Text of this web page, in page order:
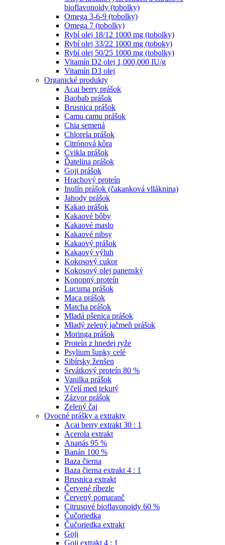
bioflavonoidy (tobolky)
Omega 3-6-9 (tobolky)
Omega 7 (tobolky)
Rybí olej 18/12 1000 mg (tobolky)
Rybí olej 33/22 1000 mg (toboky)
Rybí olej 50/25 1000 mg (tobolky)
Vitamín D2 olej 1,000,000 IU/g
Vitamín D3 olej
Organické produkty
Acai berry prášok
Baobab prášok
Brusnica prášok
Camu camu prášok
Chia semená
Chlorela prášok
Citrónová kôra
Cvikla prášok
Ďatelina prášok
Goji prášok
Hrachový proteín
Inulín prášok (čakanková vlláknina)
Jahody prášok
Kakao prášok
Kakaové bôby
Kakaové maslo
Kakaové nibsy
Kakaový prášok
Kakaový výluh
Kokosový cukor
Kokosový olej panenský
Konopný proteín
Lucuma prášok
Maca prášok
Matcha prášok
Mladá pšenica prášok
Mladý zelený jačmeň prášok
Moringa prášok
Proteín z hnedej ryže
Psylium šupky celé
Sibírsky ženšen
Srvátkový proteín 80 %
Vanilka prášok
Včelí med tekutý
Zázvor prášok
Zelený čaj
Ovocné prášky a extrakty
Acai berry extrakt 30 : 1
Acerola extrakt
Ananás 95 %
Banán 100 %
Baza čierna
Baza čierna extrakt 4 : 1
Brusnica extrakt
Červené ríbezle
Červený pomaranč
Citrusové bioflavonoidy 60 %
Čučoriedka
Čučoriedka extrakt
Goji
Goji extrakt 4 : 1